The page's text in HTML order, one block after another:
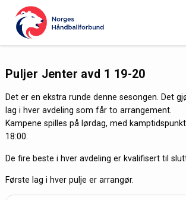
Puljer Jenter avd 1 19-20
Det er en ekstra runde denne sesongen. Det
lag i hver avdeling som får to arrangement.
Kampene spilles på lørdag, med
18:00.
De fire beste i hver avdeling er kvalifisert til
Første lag i hver pulje er arrangør.